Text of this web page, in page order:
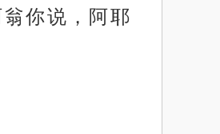
你说，阿耶